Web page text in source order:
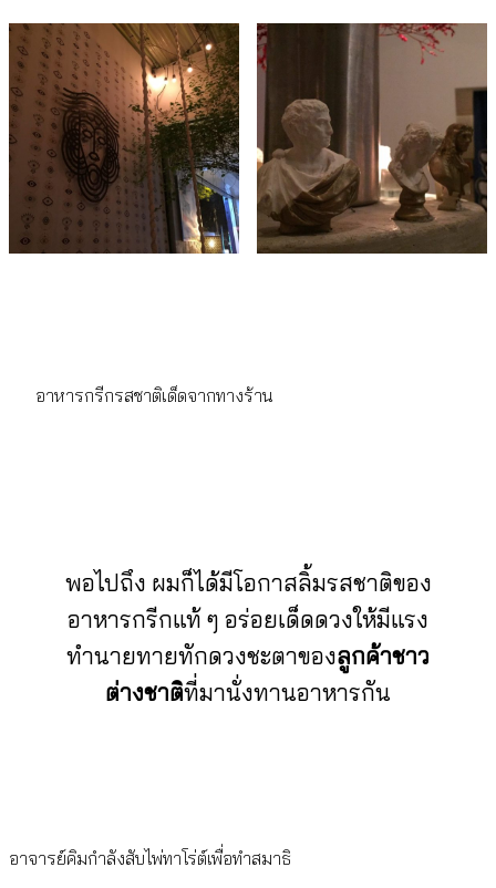
อาหารกรีกรสชาติเด็ดจากทางร้าน
พอไปถึง ผมก็ได้มีโอกาสลิ้มรสชาติของ
อาหารกรีกแท้ ๆ อร่อยเด็ดดวงให้มีแรง
ทำนายทายทักดวงชะตาของลูกค้าชาว
ต่างชาติที่มานั่งทานอาหารกัน
อาจารย์คิมกำลังสับไพ่ทาโร่ต์เพื่อทำสมาธิ